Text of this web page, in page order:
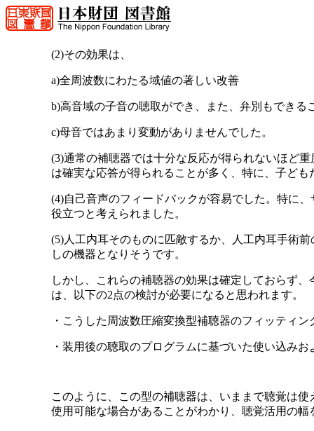
(2)その効果は、
a)全周波数にわたる域値の著しい改善
b)高音域の子音の聴取ができ、また、弁別もできる
c)母音ではあまり変動がありませんでした。
(3)通常の補聴器では十分な反応が得られないほど
は確実な応答が得られることが多く、特に、子ど
(4)自己音声のフィードバックが容易でした。特に
役立つと考えられました。
(5)人工内耳そのものに匹敵するか、人工内耳手術
しの機器となりそうです。
しかし、これらの補聴器の効果は確定しておらず
は、以下の2点の検討が必要になると思われます。
・こうした周波数圧縮変換型補聴器のフィッティン
・装用後の聴取のプログラムに基づいた使い込み
このように、この型の補聴器は、いままで聴覚は
使用可能な場合があることがわかり、聴覚活用の